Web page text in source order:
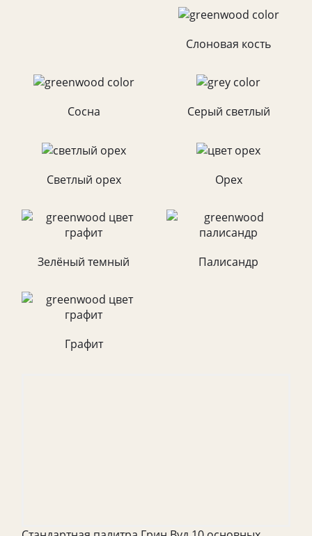
Слоновая кость
Сосна Серый светлый
Светлый орех Орех
Зелёный темный Палисандр
Графит